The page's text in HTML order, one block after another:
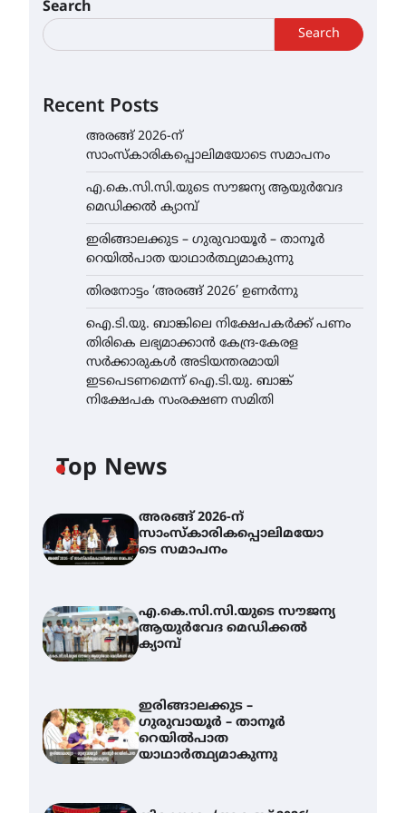
Search
Search
Recent Posts
അരങ്ങ് 2026-ന്
സാംസ്കാരികപ്പൊലിമയോടെ സമാപനം
എ.കെ.സി.സി.യുടെ സൗജന്യ ആയുർവേദ
മെഡിക്കൽ ക്യാമ്പ്
ഇരിങ്ങാലക്കുട – ഗുരുവായൂർ – താനൂർ
റെയിൽപാത യാഥാർത്ഥ്യമാകുന്നു
തിരനോട്ടം ‘അരങ്ങ് 2026’ ഉണർന്നു
ഐ.ടി.യു. ബാങ്കിലെ നിക്ഷേപകർക്ക് പണം
തിരികെ ലഭ്യമാക്കാൻ കേന്ദ്ര-കേരള
സർക്കാരുകൾ അടിയന്തരമായി
ഇടപെടണമെന്ന് ഐ.ടി.യു. ബാങ്ക്
നിക്ഷേപക സംരക്ഷണ സമിതി
Top News
അരങ്ങ് 2026-ന്
സാംസ്കാരികപ്പൊലിമയോ
ടെ സമാപനം
എ.കെ.സി.സി.യുടെ സൗജന്യ
ആയുർവേദ മെഡിക്കൽ
ക്യാമ്പ്
ഇരിങ്ങാലക്കുട –
ഗുരുവായൂർ – താനൂർ
റെയിൽപാത
യാഥാർത്ഥ്യമാകുന്നു